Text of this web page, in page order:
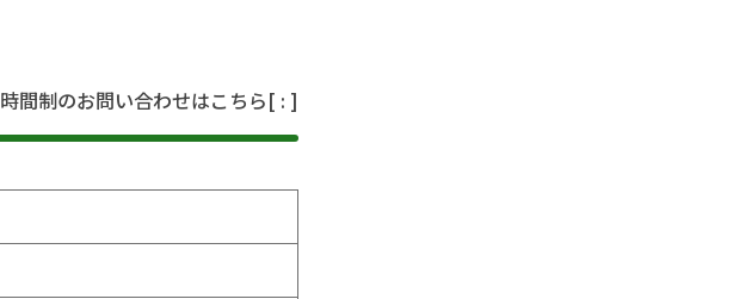
時間制のお問い合わせはこちら[ : ]